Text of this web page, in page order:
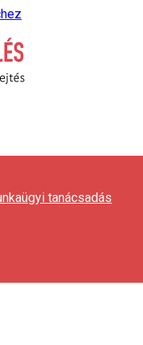
tanácsadás